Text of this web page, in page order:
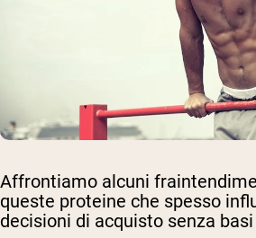
Affrontiamo alcuni
queste proteine che spesso
decisioni di acquisto senza